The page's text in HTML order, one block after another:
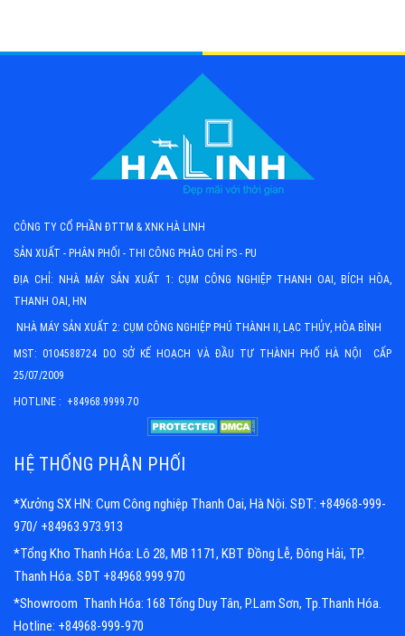
CÔNG TY CỔ PHẦN ĐTTM & XNK HÀ LINH
SẢN XUẤT - PHÂN PHỐI - THI CÔNG PHÀO CHỈ PS - PU
ĐỊA CHỈ: NHÀ MÁY SẢN XUẤT 1: CỤM CÔNG NGHIỆP THANH OAI, BÍCH HÒA,
THANH OAI, HN
NHÀ MÁY SẢN XUẤT 2: CỤM CÔNG NGHIỆP PHÚ THÀNH II, LẠC THỦY, HÒA BÌNH
MST: 0104588724 DO SỞ KẾ HOẠCH VÀ ĐẦU TƯ THÀNH PHỐ HÀ NỘI CẤP
25/07/2009
HOTLINE : +84968.9999.70
HỆ THỐNG PHÂN PHỐI
*Xưởng SX HN: Cụm Công nghiệp Thanh Oai, Hà Nội. SĐT: +84968-999-
970/ +84963.973.913
*Tổng Kho Thanh Hóa: Lô 28, MB 1171, KBT Đồng Lễ, Đông Hải, TP.
Thanh Hóa. SĐT +84968.999.970
*Showroom Thanh Hóa: 168 Tống Duy Tân, P.Lam Sơn, Tp.Thanh Hóa.
Hotline: +84968-999-970